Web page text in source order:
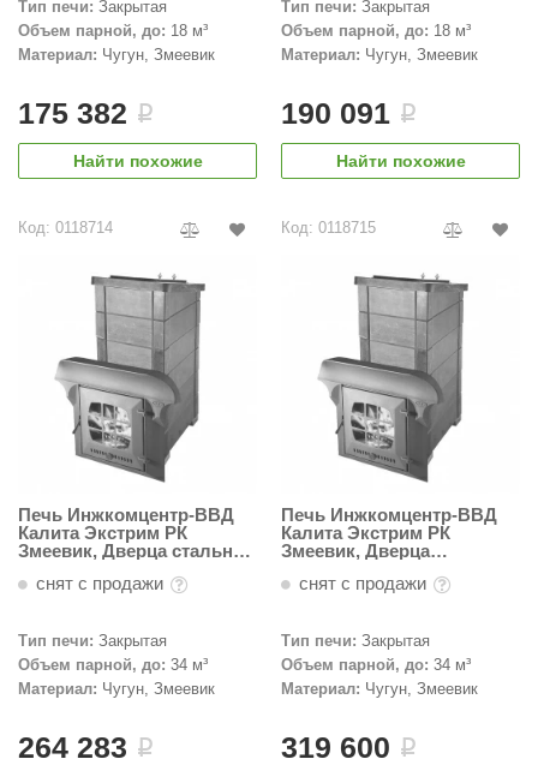
Тип печи: Закрытая
Объем парной, до: 18 м³
Материал: Чугун, Змеевик
175 382 i
Найти похожие
Тип печи: Закрытая
Объем парной, до: 18 м³
Материал: Чугун, Змеевик
190 091 i
Найти похожие
Код: 0118714
Печь Инжкомцентр-ВВД
Калита Экстрим РК
Змеевик, Дверца стальная
снят с продажи
Тип печи: Закрытая
Объем парной, до: 34 м³
Материал: Чугун, Змеевик
264 283 i
Код: 0118715
Печь Инжкомцентр-ВВД
Калита Экстрим РК
Змеевик, Дверца
снят с продажи
Тип печи: Закрытая
Объем парной, до: 34 м³
Материал: Чугун, Змеевик
319 600 i